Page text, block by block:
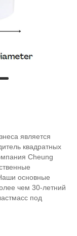
является
квадратных
Cheung
основные
чем 30-летний
под